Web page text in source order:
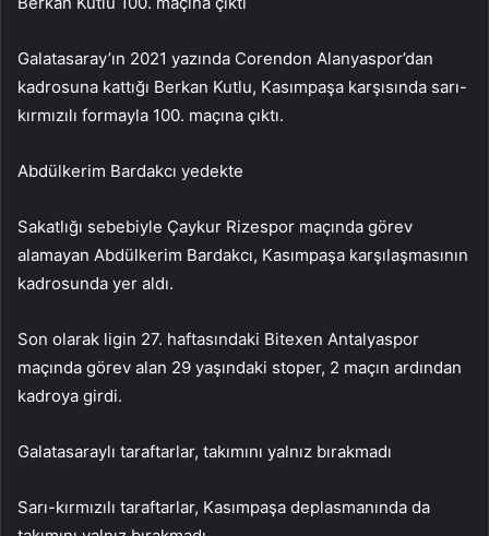
Galatasaray’ın 2021 yazında Corendon Alanyaspor’dan
kadrosuna kattığı Berkan Kutlu, Kasımpaşa karşısında sarı-
kırmızılı formayla 100. maçına çıktı.
Abdülkerim Bardakcı yedekte
Sakatlığı sebebiyle Çaykur Rizespor maçında görev
alamayan Abdülkerim Bardakcı, Kasımpaşa karşılaşmasının
kadrosunda yer aldı.
Son olarak ligin 27. haftasındaki Bitexen Antalyaspor
maçında görev alan 29 yaşındaki stoper, 2 maçın ardından
kadroya girdi.
Galatasaraylı taraftarlar, takımını yalnız bırakmadı
Sarı-kırmızılı taraftarlar, Kasımpaşa deplasmanında da